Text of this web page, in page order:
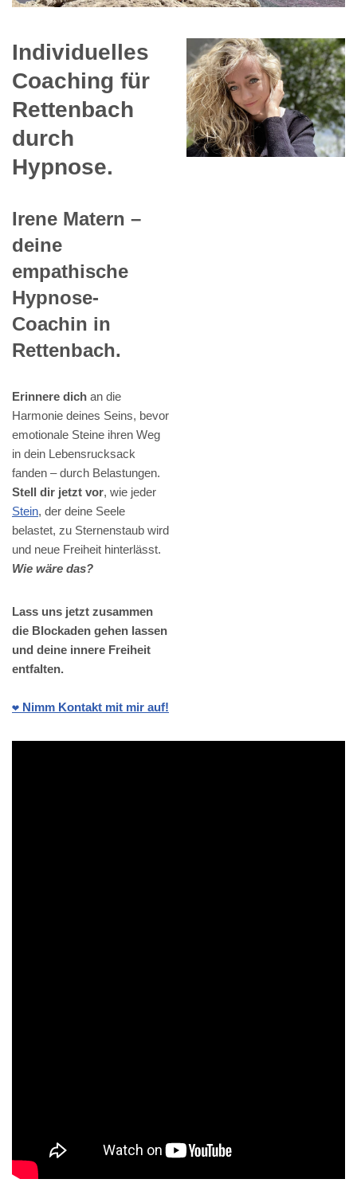
Individuelles
Coaching für
Rettenbach
durch
Hypnose.
Irene Matern –
deine
empathische
Hypnose-
Coachin in
Rettenbach.
Erinnere dich an die
Harmonie deines Seins, bevor
emotionale Steine ihren Weg
in dein Lebensrucksack
fanden – durch Belastungen.
Stell dir jetzt vor, wie jeder
Stein, der deine Seele
belastet, zu Sternenstaub wird
und neue Freiheit hinterlässt.
Wie wäre das?
Lass uns jetzt zusammen
die Blockaden gehen lassen
und deine innere Freiheit
entfalten.
❤️ Nimm Kontakt mit mir auf!